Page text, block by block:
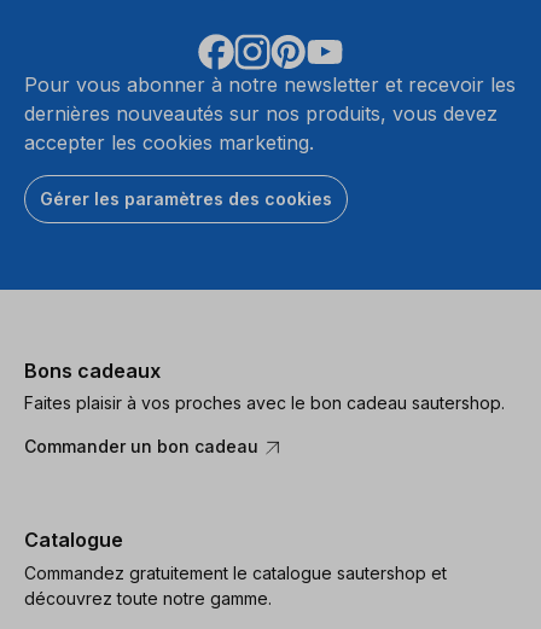
Pour vous abonner à notre newsletter et recevoir les
dernières nouveautés sur nos produits, vous devez
accepter les cookies marketing.
Gérer les paramètres des cookies
Bons cadeaux
Faites plaisir à vos proches avec le bon cadeau sautershop.
Commander un bon cadeau
Catalogue
Commandez gratuitement le catalogue sautershop et
découvrez toute notre gamme.